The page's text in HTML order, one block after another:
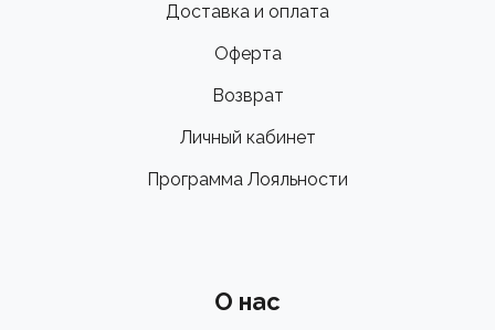
Доставка и оплата
Оферта
Возврат
Личный кабинет
Программа Лояльности
О нас